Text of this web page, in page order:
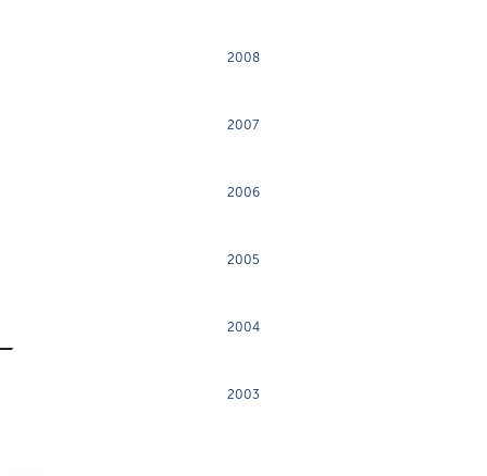
2008
2007
2006
2005
2004
2003